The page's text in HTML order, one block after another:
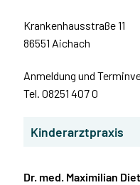
Krankenhausstraße 11
86551 Aichach
Anmeldung und
Tel. 08251 407 0
Kinderarztpraxis
Dr. med. Maximilian